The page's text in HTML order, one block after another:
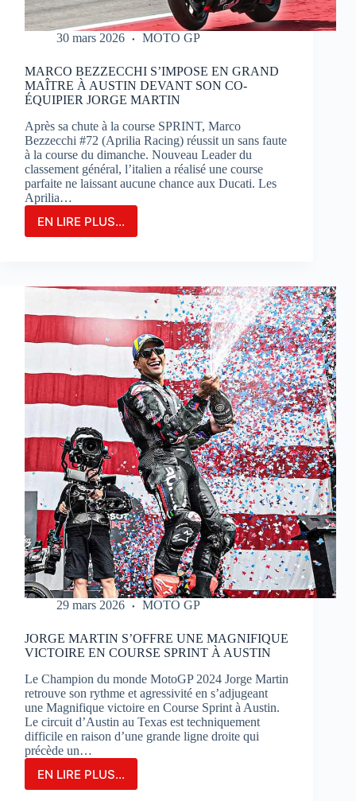
30 mars 2026 MOTO GP
MARCO BEZZECCHI S’IMPOSE EN GRAND
MAÎTRE À AUSTIN DEVANT SON CO-
ÉQUIPIER JORGE MARTIN
Après sa chute à la course SPRINT, Marco
Bezzecchi #72 (Aprilia Racing) réussit un sans faute
à la course du dimanche. Nouveau Leader du
classement général, l’italien a réalisé une course
parfaite ne laissant aucune chance aux Ducati. Les
Aprilia…
EN LIRE PLUS...
MARCO
GRAND
À
AUSTIN
DEVANT
CO-
ÉQUIPIER
JORGE
MARTIN
29 mars 2026 MOTO GP
JORGE MARTIN S’OFFRE UNE MAGNIFIQUE
VICTOIRE EN COURSE SPRINT À AUSTIN
Le Champion du monde MotoGP 2024 Jorge Martin
retrouve son rythme et agressivité en s’adjugeant
une Magnifique victoire en Course Sprint à Austin.
Le circuit d’Austin au Texas est techniquement
difficile en raison d’une grande ligne droite qui
précède un…
EN LIRE PLUS...
JORGE